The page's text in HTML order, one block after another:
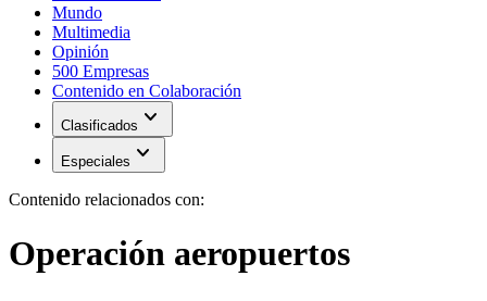
Mundo
Multimedia
Opinión
500 Empresas
Contenido en Colaboración
Clasificados expand_more
Especiales expand_more
Contenido relacionados con:
Operación aeropuertos